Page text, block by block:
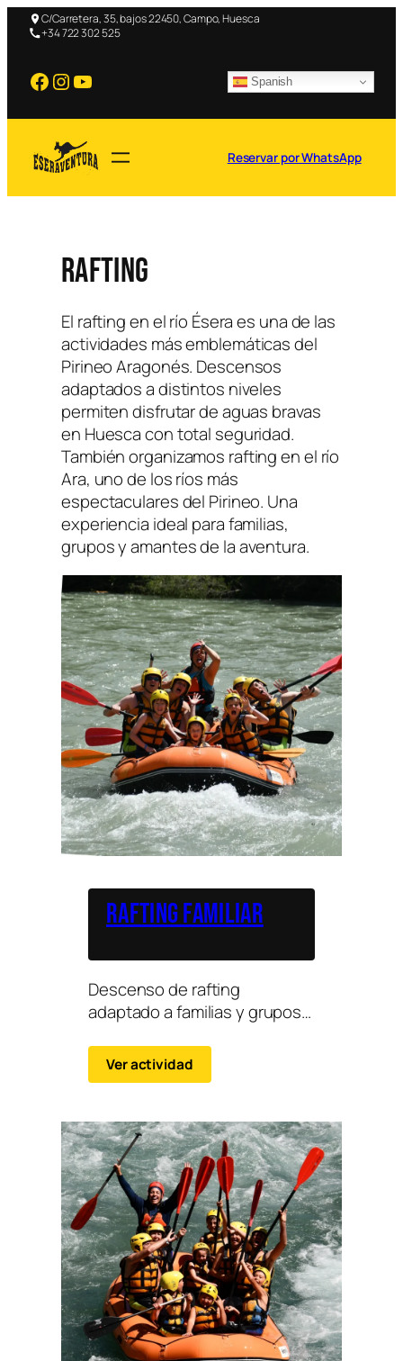
C/Carretera, 35, bajos 22450, Campo, Huesca
+34 722 302 525
Facebook
Instagram
YouTube Spanish
Reservar por WhatsApp
Rafting
El rafting en el río Ésera es una de las
actividades más emblemáticas del
Pirineo Aragonés. Descensos
adaptados a distintos niveles
permiten disfrutar de aguas bravas
en Huesca con total seguridad.
También organizamos rafting en el río
Ara, uno de los ríos más
espectaculares del Pirineo. Una
experiencia ideal para familias,
grupos y amantes de la aventura.
Rafting Familiar
Descenso de rafting
adaptado a familias y grupos
accesibles del río Ésera.
Ver actividad